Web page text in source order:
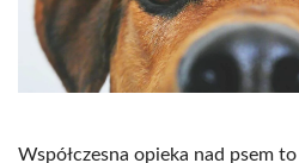
Współczesna opieka nad psem